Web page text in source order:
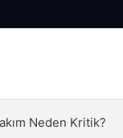
Neden Kritik?